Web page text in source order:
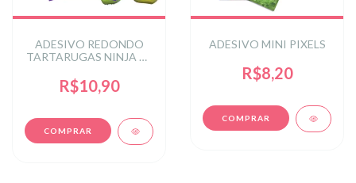
ADESIVO REDONDO
TARTARUGAS NINJA 30
R$10,90
ADESIVO MINI PIXELS
R$8,20